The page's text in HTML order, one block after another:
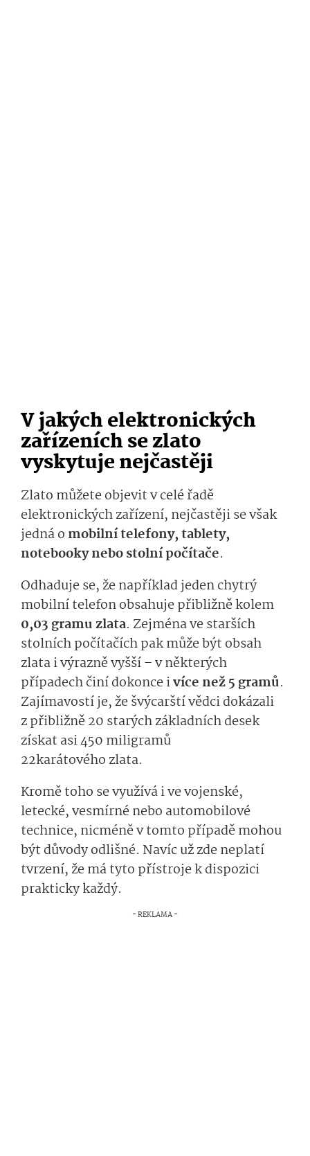
V jakých elektronických
zařízeních se zlato
vyskytuje nejčastěji
Zlato můžete objevit v celé řadě
elektronických zařízení, nejčastěji se však
jedná o mobilní telefony, tablety,
notebooky nebo stolní počítače.
Odhaduje se, že například jeden chytrý
mobilní telefon obsahuje přibližně kolem
0,03 gramu zlata. Zejména ve starších
stolních počítačích pak může být obsah
zlata i výrazně vyšší – v některých
případech činí dokonce ivíce než 5 gramů.
Zajímavostí je, že švýcarští vědci dokázali
z přibližně 20 starých základních desek
získat asi 450 miligramů
22karátového zlata.
Kromě toho se využívá i ve vojenské,
letecké, vesmírné nebo automobilové
technice, nicméně v tomto případě mohou
být důvody odlišné. Navíc už zde neplatí
tvrzení, že má tyto přístroje k dispozici
prakticky každý.